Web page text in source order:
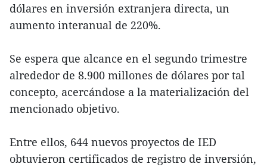
dólares en inversión extranjera directa, un
aumento interanual de 220%.
Se espera que alcance en el segundo trimestre
alrededor de 8.900 millones de dólares por tal
concepto, acercándose a la materialización del
mencionado objetivo.
Entre ellos, 644 nuevos proyectos de IED
obtuvieron certificados de registro de inversión,